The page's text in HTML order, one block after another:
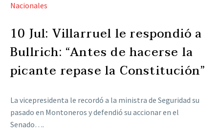
Nacionales
10 Jul: Villarruel le respondió a
Bullrich: “Antes de hacerse la
picante repase la Constitución”
La vicepresidenta le recordó a la ministra de Seguridad su
pasado en Montoneros y defendió su accionar en el
Senado….